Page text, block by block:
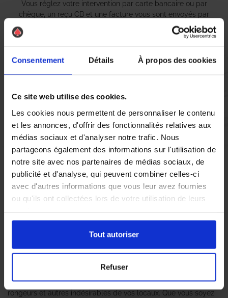
Consentement Détails À propos des cookies
Ce site web utilise des cookies.
Les cookies nous permettent de personnaliser le contenu
et les annonces, d'offrir des fonctionnalités relatives aux
médias sociaux et d'analyser notre trafic. Nous
partageons également des informations sur l'utilisation de
notre site avec nos partenaires de médias sociaux, de
publicité et d'analyse, qui peuvent combiner celles-ci
avec d'autres informations que vous leur avez fournies
ou qu'ils ont collectées lors de votre utilisation de leurs
Tout autoriser
Refuser
Vous réglez votre intervention par carte bancaire ou par
chèque, un reçu CB et une facture vous sont envoyés par
Etape 5 :
Vous recevez une demande d’évaluation de votre expérience
avec l’équipe AS DE PIC.
Nous avons pensé à tout
dératisation** pour garantir un environnement sain et sécurisé.
Chez As de Pic, nous sommes fiers de notre réputation en tant
expérimentée utilise des techniques avancées et des produits
respectueux de l’environnement pour éliminer efficacement les
rongeurs et autres indésirables de vos locaux. Que vous soyez